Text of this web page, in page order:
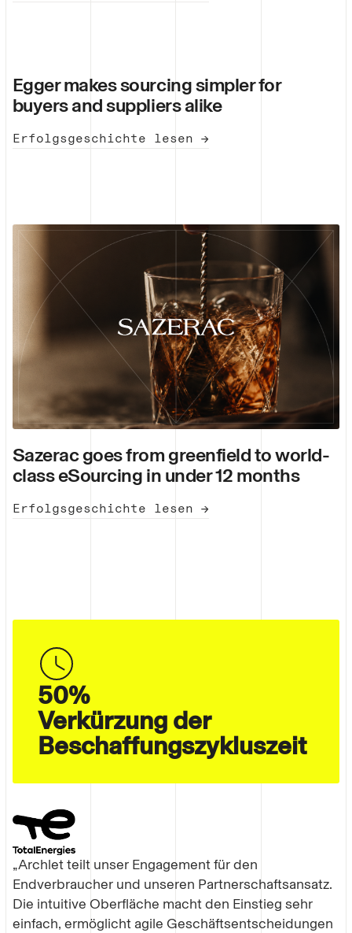
Egger makes sourcing simpler for
buyers and suppliers alike
Erfolgsgeschichte lesen →
Sazerac goes from greenfield to world-
class eSourcing in under 12 months
Erfolgsgeschichte lesen →
50%
Verkürzung der
Beschaffungszykluszeit
„Archlet teilt unser Engagement für den
Endverbraucher und unseren Partnerschaftsansatz.
Die intuitive Oberfläche macht den Einstieg sehr
einfach, ermöglicht agile Geschäftsentscheidungen